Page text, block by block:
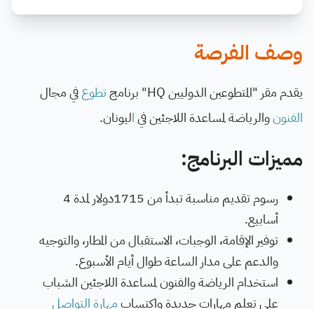
وصف الفرصة
يقدم مقر "المتطوعين الدوليين HQ" برنامج تطوعفي مجال
الفنونوالرياضة لمساعدة اللاجئين فياليونان.
مميزات البرنامج:
رسوم تقديم مناسبة تبدأ من 1715دولار لمدة 4
أسابيع.
توفير الإقامة، الوجبات، الاستقبال من المطار، والتوجيه
والدعم على مدار الساعة طوال أيام الأسبوع.
استخدام الرياضة والفنون لمساعدة اللاجئين الشباب
على تعلم مهارات جديدة واكتسابمهارة التواصل